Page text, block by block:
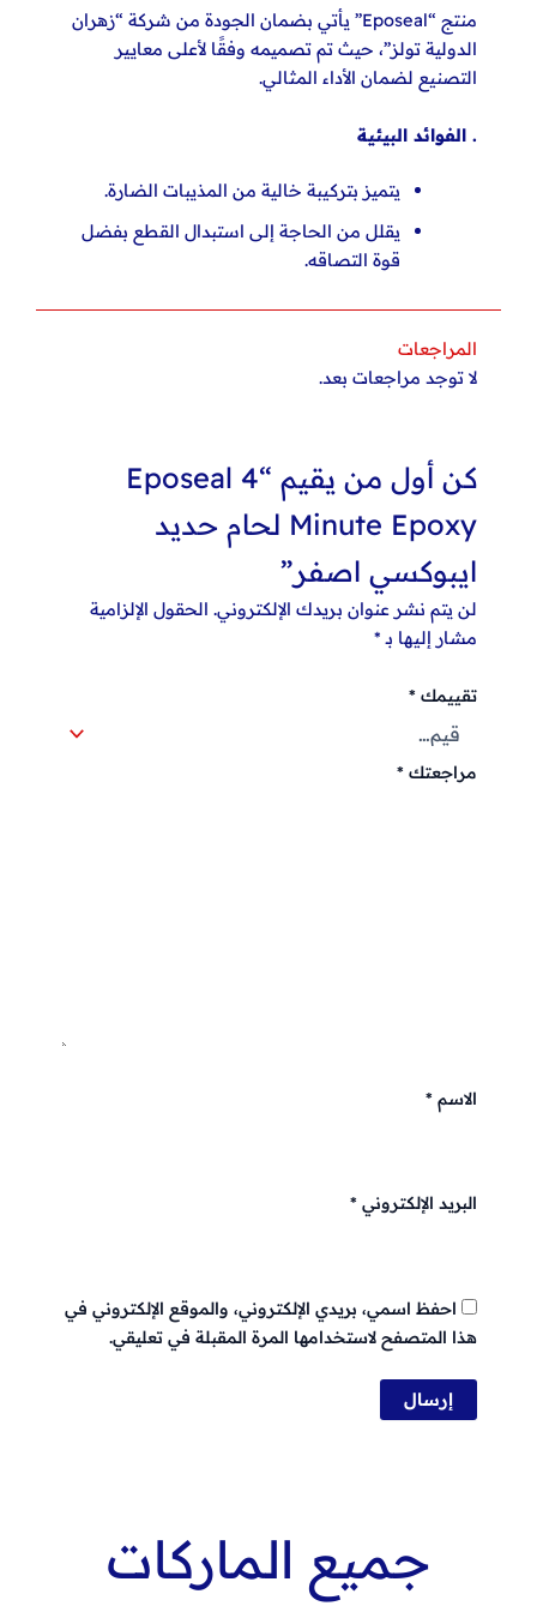
منتج “Eposeal” يأتي بضمان الجودة من شركة “زهران
الدولية تولز”، حيث تم تصميمه وفقًا لأعلى معايير
التصنيع لضمان الأداء المثالي.
. الفوائد البيئية
يتميز بتركيبة خالية من المذيبات الضارة.
يقلل من الحاجة إلى استبدال القطع بفضل
قوة التصاقه.
المراجعات
لا توجد مراجعات بعد.
كن أول من يقيم “Eposeal 4
Minute Epoxy لحام حديد
ايبوكسي اصفر”
لن يتم نشر عنوان بريدك الإلكتروني. الحقول الإلزامية
مشار إليها بـ *
تقييمك *
مراجعتك *
الاسم *
البريد الإلكتروني *
احفظ اسمي، بريدي الإلكتروني، والموقع الإلكتروني في
هذا المتصفح لاستخدامها المرة المقبلة في تعليقي.
جميع الماركات